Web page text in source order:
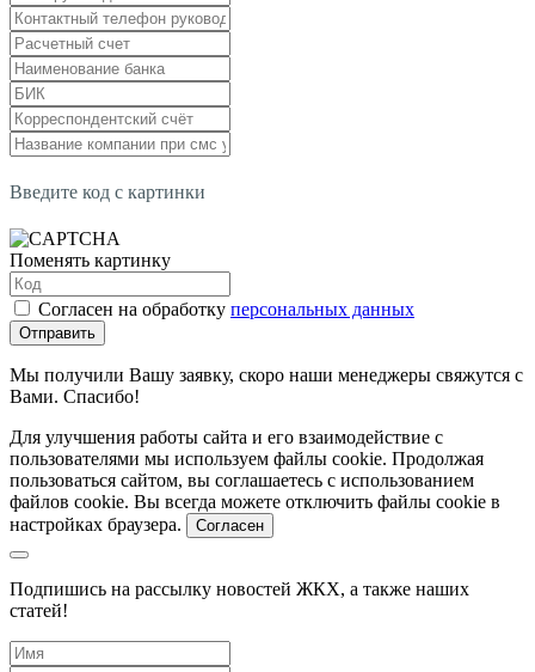
Введите код с картинки
Поменять картинку
Согласен на обработку персональных данных
Отправить
Мы получили Вашу заявку, скоро наши менеджеры свяжутся с
Вами. Спасибо!
Для улучшения работы сайта и его взаимодействие с
пользователями мы используем файлы cookie. Продолжая
пользоваться сайтом, вы соглашаетесь с использованием
файлов cookie. Вы всегда можете отключить файлы cookie в
настройках браузера.
Согласен
Подпишись на рассылку новостей ЖКХ, а также наших
статей!